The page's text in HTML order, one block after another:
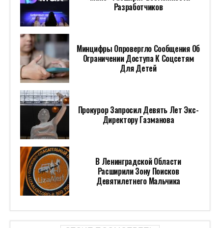
Разработчиков
Минцифры Опровергло Сообщения Об
Ограничении Доступа К Соцсетям
Для Детей
Прокурор Запросил Девять Лет Экс-
Директору Газманова
В Ленинградской Области
Расширили Зону Поисков
Девятилетнего Мальчика